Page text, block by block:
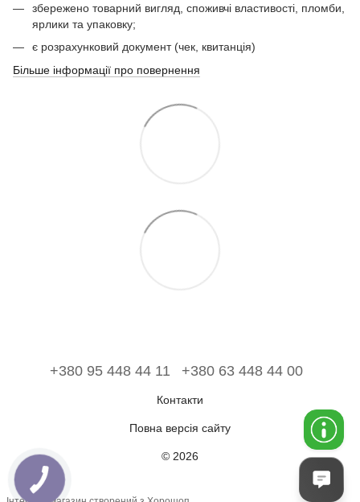
збережено товарний вигляд, споживчі властивості, пломби,
ярлики та упаковку;
є розрахунковий документ (чек, квитанція)
Більше інформації про повернення
+380 95 448 44 11 +380 63 448 44 00
Контакти
Повна версія сайту
© 2026